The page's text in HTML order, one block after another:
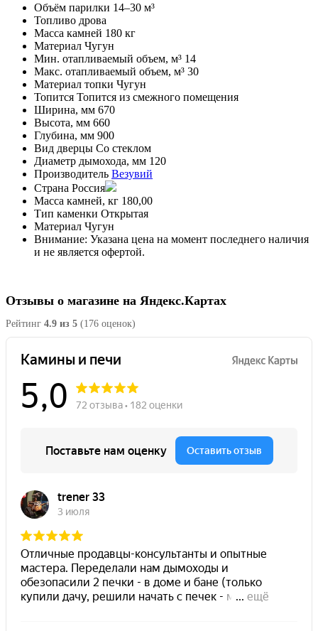
Объём парилки 14–30 м³
Топливо дрова
Масса камней 180 кг
Материал Чугун
Мин. отапливаемый объем, м³ 14
Макс. отапливаемый объем, м³ 30
Материал топки Чугун
Топится Топится из смежного помещения
Ширина, мм 670
Высота, мм 660
Глубина, мм 900
Вид дверцы Со стеклом
Диаметр дымохода, мм 120
Производитель Везувий
Страна Россия
Масса камней, кг 180,00
Тип каменки Открытая
Материал Чугун
Внимание: Указана цена на момент последнего наличия
и не является офертой.
Отзывы о магазине на Яндекс.Картах
Рейтинг 4.9 из 5 (176 оценок)